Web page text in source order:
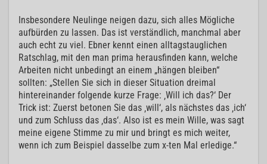
Insbesondere Neulinge neigen dazu, sich alles Mögliche
aufbürden zu lassen. Das ist verständlich, manchmal aber
auch echt zu viel. Ebner kennt einen alltagstauglichen
Ratschlag, mit den man prima herausfinden kann, welche
Arbeiten nicht unbedingt an einem „hängen bleiben“
sollten: „Stellen Sie sich in dieser Situation dreimal
hintereinander folgende kurze Frage: ‚Will ich das?‘ Der
Trick ist: Zuerst betonen Sie das ‚will‘, als nächstes das ‚ich‘
und zum Schluss das ‚das‘. Also ist es mein Wille, was sagt
meine eigene Stimme zu mir und bringt es mich weiter,
wenn ich zum Beispiel dasselbe zum x-ten Mal erledige.“